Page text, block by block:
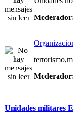
Moderador:
Moderador:
Unidades militares